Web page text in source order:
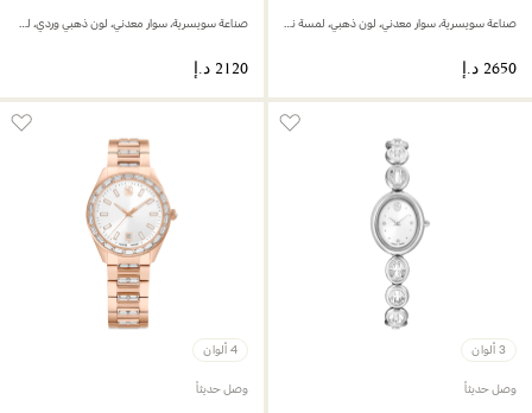
صناعة سويسرية، سوار معدني، لون ذهبي، لمسة نهائية بلون ذهبي شامبين صناعة سويسرية، سوار معدني، لون ذهبي وردي، لمسة نهائية بلون ذهبي وردي
3 ألوان
وصل حديثاً
4 ألوان
وصل حديثاً